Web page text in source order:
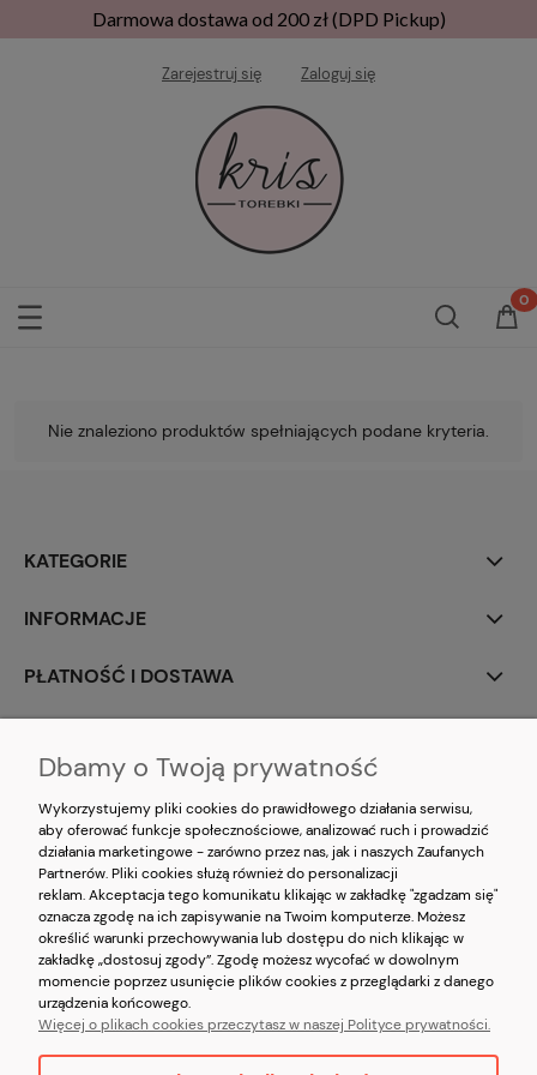
Darmowa dostawa od 200 zł (DPD Pickup)
Zarejestruj się Zaloguj się
Nie znaleziono produktów spełniających podane kryteria.
KATEGORIE
INFORMACJE
PŁATNOŚĆ I DOSTAWA
Korzystanie z witryny oznacza zgodę na
akceptację Polityki prywatnościorazRegulaminuserwisukristorebki.pl
Dbamy o Twoją prywatność
Wykorzystujemy pliki cookies do prawidłowego działania serwisu,
aby oferować funkcje społecznościowe, analizować ruch i prowadzić
działania marketingowe - zarówno przez nas, jak i naszych Zaufanych
Partnerów. Pliki cookies służą również do personalizacji
reklam. Akceptacja tego komunikatu klikając w zakładkę "zgadzam się"
oznacza zgodę na ich zapisywanie na Twoim komputerze. Możesz
określić warunki przechowywania lub dostępu do nich klikając w
zakładkę „dostosuj zgody”. Zgodę możesz wycofać w dowolnym
momencie poprzez usunięcie plików cookies z przeglądarki z danego
urządzenia końcowego.
Więcej o plikach cookies przeczytasz w naszej Polityce prywatności.